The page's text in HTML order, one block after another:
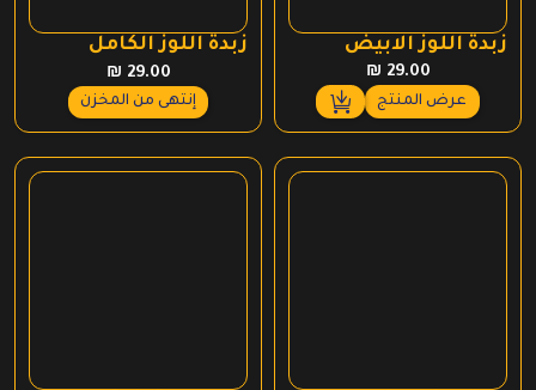
زبدة اللوز الابيض
₪ 29.00
عرض المنتج
زبدة اللوز الكامل
₪ 29.00
إنتهى من المخزن